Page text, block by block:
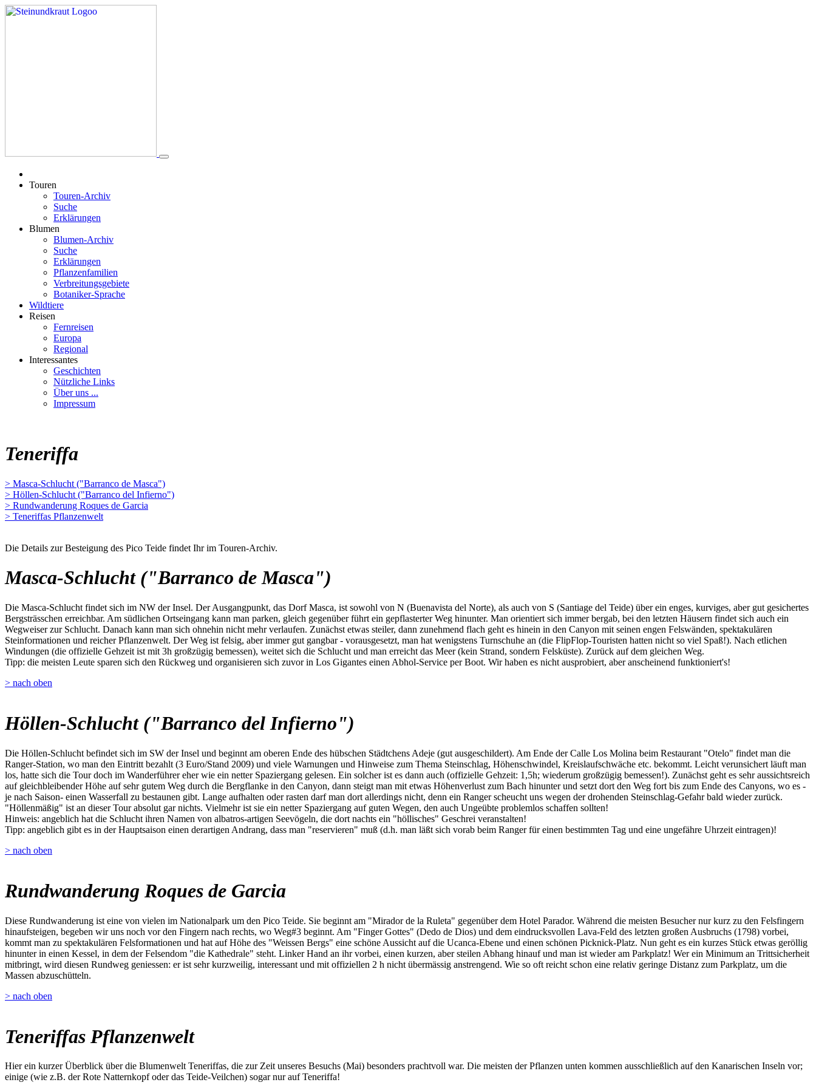
Touren
Touren-Archiv
Suche
Erklärungen
Blumen
Blumen-Archiv
Suche
Erklärungen
Pflanzenfamilien
Verbreitungsgebiete
Botaniker-Sprache
Wildtiere
Reisen
Fernreisen
Europa
Regional
Interessantes
Geschichten
Nützliche Links
Über uns ...
Impressum
Teneriffa
> Masca-Schlucht ("Barranco de Masca")
> Höllen-Schlucht ("Barranco del Infierno")
> Rundwanderung Roques de Garcia
> Teneriffas Pflanzenwelt
Die Details zur Besteigung des Pico Teide findet Ihr im Touren-Archiv.
Masca-Schlucht ("Barranco de Masca")
Die Masca-Schlucht findet sich im NW der Insel. Der Ausgangpunkt, das Dorf Masca, ist sowohl von N (Buenavista del Norte), als auch von S (Santiage del Teide) über ein enges, kurviges, aber gut gesichertes
Bergsträsschen erreichbar. Am südlichen Ortseingang kann man parken, gleich gegenüber führt ein gepflasterter Weg hinunter. Man orientiert sich immer bergab, bei den letzten Häusern findet sich auch ein
Wegweiser zur Schlucht. Danach kann man sich ohnehin nicht mehr verlaufen. Zunächst etwas steiler, dann zunehmend flach geht es hinein in den Canyon mit seinen engen Felswänden, spektakulären
Steinformationen und reicher Pflanzenwelt. Der Weg ist felsig, aber immer gut gangbar - vorausgesetzt, man hat wenigstens Turnschuhe an (die FlipFlop-Touristen hatten nicht so viel Spaß!). Nach etlichen
Windungen (die offizielle Gehzeit ist mit 3h großzügig bemessen), weitet sich die Schlucht und man erreicht das Meer (kein Strand, sondern Felsküste). Zurück auf dem gleichen Weg.
Tipp: die meisten Leute sparen sich den Rückweg und organisieren sich zuvor in Los Gigantes einen Abhol-Service per Boot. Wir haben es nicht ausprobiert, aber anscheinend funktioniert's!
> nach oben
Höllen-Schlucht ("Barranco del Infierno")
Die Höllen-Schlucht befindet sich im SW der Insel und beginnt am oberen Ende des hübschen Städtchens Adeje (gut ausgeschildert). Am Ende der Calle Los Molina beim Restaurant "Otelo" findet man die
Ranger-Station, wo man den Eintritt bezahlt (3 Euro/Stand 2009) und viele Warnungen und Hinweise zum Thema Steinschlag, Höhenschwindel, Kreislaufschwäche etc. bekommt. Leicht verunsichert läuft man
los, hatte sich die Tour doch im Wanderführer eher wie ein netter Spaziergang gelesen. Ein solcher ist es dann auch (offizielle Gehzeit: 1,5h; wiederum großzügig bemessen!). Zunächst geht es sehr aussichtsreich
auf gleichbleibender Höhe auf sehr gutem Weg durch die Bergflanke in den Canyon, dann steigt man mit etwas Höhenverlust zum Bach hinunter und setzt dort den Weg fort bis zum Ende des Canyons, wo es -
je nach Saison- einen Wasserfall zu bestaunen gibt. Lange aufhalten oder rasten darf man dort allerdings nicht, denn ein Ranger scheucht uns wegen der drohenden Steinschlag-Gefahr bald wieder zurück.
"Höllenmäßig" ist an dieser Tour absolut gar nichts. Vielmehr ist sie ein netter Spaziergang auf guten Wegen, den auch Ungeübte problemlos schaffen sollten!
Hinweis: angeblich hat die Schlucht ihren Namen von albatros-artigen Seevögeln, die dort nachts ein "höllisches" Geschrei veranstalten!
Tipp: angeblich gibt es in der Hauptsaison einen derartigen Andrang, dass man "reservieren" muß (d.h. man läßt sich vorab beim Ranger für einen bestimmten Tag und eine ungefähre Uhrzeit eintragen)!
> nach oben
Rundwanderung Roques de Garcia
Diese Rundwanderung ist eine von vielen im Nationalpark um den Pico Teide. Sie beginnt am "Mirador de la Ruleta" gegenüber dem Hotel Parador. Während die meisten Besucher nur kurz zu den Felsfingern
hinaufsteigen, begeben wir uns noch vor den Fingern nach rechts, wo Weg#3 beginnt. Am "Finger Gottes" (Dedo de Dios) und dem eindrucksvollen Lava-Feld des letzten großen Ausbruchs (1798) vorbei,
kommt man zu spektakulären Felsformationen und hat auf Höhe des "Weissen Bergs" eine schöne Aussicht auf die Ucanca-Ebene und einen schönen Picknick-Platz. Nun geht es ein kurzes Stück etwas geröllig
hinunter in einen Kessel, in dem der Felsendom "die Kathedrale" steht. Linker Hand an ihr vorbei, einen kurzen, aber steilen Abhang hinauf und man ist wieder am Parkplatz! Wer ein Minimum an Trittsicherheit
mitbringt, wird diesen Rundweg geniessen: er ist sehr kurzweilig, interessant und mit offiziellen 2 h nicht übermässig anstrengend. Wie so oft reicht schon eine relativ geringe Distanz zum Parkplatz, um die
Massen abzuschütteln.
> nach oben
Teneriffas Pflanzenwelt
Hier ein kurzer Überblick über die Blumenwelt Teneriffas, die zur Zeit unseres Besuchs (Mai) besonders prachtvoll war. Die meisten der Pflanzen unten kommen ausschließlich auf den Kanarischen Inseln vor;
einige (wie z.B. der Rote Natternkopf oder das Teide-Veilchen) sogar nur auf Teneriffa!